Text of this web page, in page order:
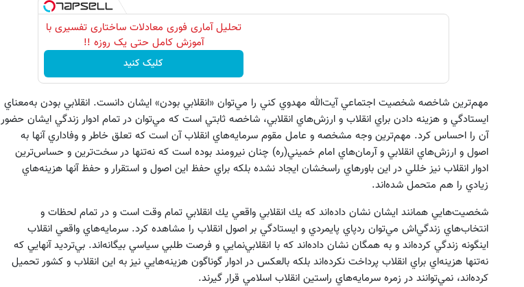
تحلیل آماری فوری معادلات ساختاری تفسیری با
آموزش کامل حتی یک روزه !!
کلیک کنید
مهم‌ترين شاخصه شخصيت اجتماعي آيت‌الله مهدوي كني را مي‌توان «انقلابي بودن» ايشان دانست. انقلابي بودن به‌معناي
ايستادگي و هزينه دادن براي انقلاب و ارزش‌هاي انقلابي، شاخصه ثابتي است كه مي‌توان در تمام ادوار زندگي ايشان حضور
آن را احساس كرد. مهم‌ترين وجه مشخصه و عامل مقوم سرمايه‌هاي انقلاب آن است كه تعلق خاطر و وفاداري آنها به
اصول و ارزش‌هاي انقلابي و آرمان‌هاي امام خميني(ره) چنان نيرومند بوده است كه نه‌تنها در سخت‌ترين و حساس‌ترين
ادوار انقلاب نيز خللي در اين باورهاي راسخشان ايجاد نشده بلكه براي حفظ اين اصول و استقرار و حفظ آنها هزينه‌هاي
زيادي را هم متحمل شده‌اند.
شخصيت‌هايي همانند ايشان نشان داده‌اند كه يك انقلابي واقعي يك انقلابي تمام وقت است و در تمام لحظات و
انتخاب‌هاي زندگي‌اش مي‌توان ردپاي پايمردي و ايستادگي بر اصول انقلاب را مشاهده كرد. سرمايه‌هاي واقعي انقلاب
اينگونه زندگي كرده‌اند و به همگان نشان داده‌اند كه با انقلابي‌نمايي و فرصت طلبي سياسي بيگانه‌اند. بي‌ترديد آنهايي كه
نه‌تنها هزينه‌اي براي انقلاب پرداخت نكرده‌اند بلكه بالعكس در ادوار گوناگون هزينه‌هايي نيز به اين انقلاب و كشور تحميل
كرده‌اند، نمي‌توانند در زمره سرمايه‌هاي راستين انقلاب اسلامي قرار گيرند.